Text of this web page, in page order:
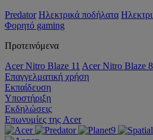
Predator Ηλεκτρικά ποδήλατα
Φορητό gaming
Προτεινόμενα
Acer Nitro Blaze 11 Acer Nitro Blaze 8
Επαγγελματική χρήση
Εκπαίδευση
Υποστήριξη
Εκδηλώσεις
Επωνυμίες της Acer